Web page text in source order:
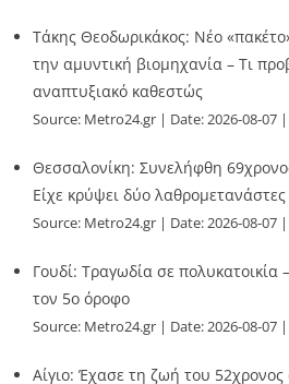
Τάκης Θεοδωρικάκος: Νέο
την αμυντική βιομηχανία – Τι
αναπτυξιακό καθεστώς
Source: Metro24.gr Date: 2026-08-07
Θεσσαλονίκη: Συνελήφθη
Είχε κρύψει δύο
Source: Metro24.gr Date: 2026-08-07
Γουδί: Τραγωδία σε
τον 5ο όροφο
Source: Metro24.gr Date: 2026-08-07
Αίγιο: Έχασε τη ζωή του